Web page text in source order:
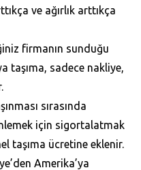
ve ağırlık arttıkça
firmanın sunduğu
taşıma, sadece nakliye,
sırasında
için sigortalatmak
taşıma ücretine eklenir.
Amerika’ya